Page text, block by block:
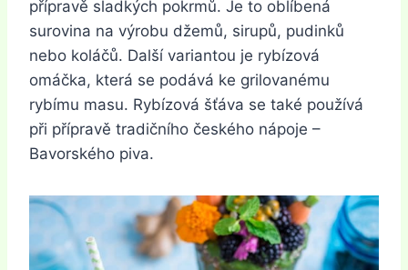
přípravě sladkých pokrmů. Je to oblíbená
surovina na výrobu džemů, sirupů, pudinků
nebo koláčů. Další variantou je rybízová
omáčka, která se podává ke grilovanému
rybímu masu. Rybízová šťáva se také používá
při přípravě tradičního českého nápoje –
Bavorského piva.